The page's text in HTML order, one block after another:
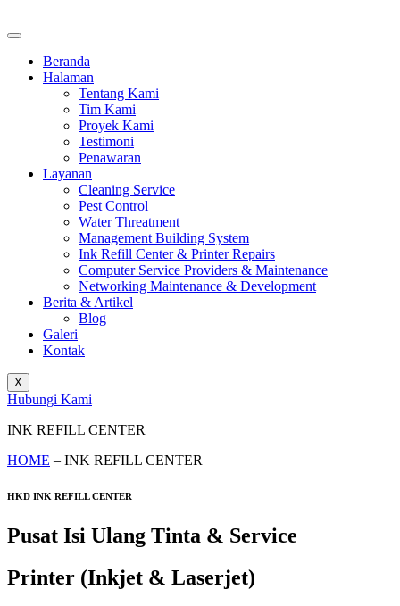
Beranda
Halaman
Tentang Kami
Tim Kami
Proyek Kami
Testimoni
Penawaran
Layanan
Cleaning Service
Pest Control
Water Threatment
Management Building System
Ink Refill Center & Printer Repairs
Computer Service Providers & Maintenance
Networking Maintenance & Development
Berita & Artikel
Blog
Galeri
Kontak
X
Hubungi Kami
INK REFILL CENTER
HOME – INK REFILL CENTER
HKD INK REFILL CENTER
Pusat Isi Ulang Tinta & Service
Printer (Inkjet & Laserjet)